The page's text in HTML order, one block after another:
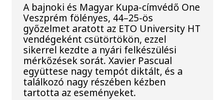
A bajnoki és Magyar Kupa-címvédő One
Veszprém fölényes, 44–25-ös
győzelmet aratott az ETO University HT
vendégeként csütörtökön, ezzel
sikerrel kezdte a nyári felkészülési
mérkőzések sorát. Xavier Pascual
együttese nagy tempót diktált, és a
találkozó nagy részében kézben
tartotta az eseményeket.